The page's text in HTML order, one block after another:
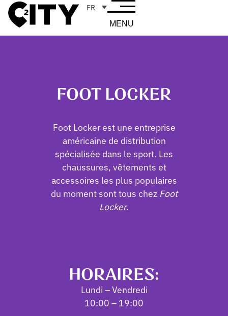
FR
MENU
FOOT LOCKER
Foot Locker est une entreprise
américaine de distribution
spécialisée dans le sport. Les
chaussures, vêtements et
accessoires les plus populaires
du moment sont tous chez Foot
Locker.
HORAIRES:
Lundi – Vendredi
10:00 – 19:00